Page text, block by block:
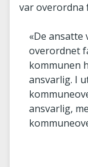
var overordna
«De ansatte
overordnet
kommunen
ansvarlig. I
ansvarlig,